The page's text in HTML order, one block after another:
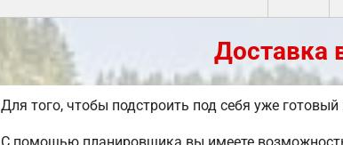
Доставка
Для того, чтобы подстроить под себя уже